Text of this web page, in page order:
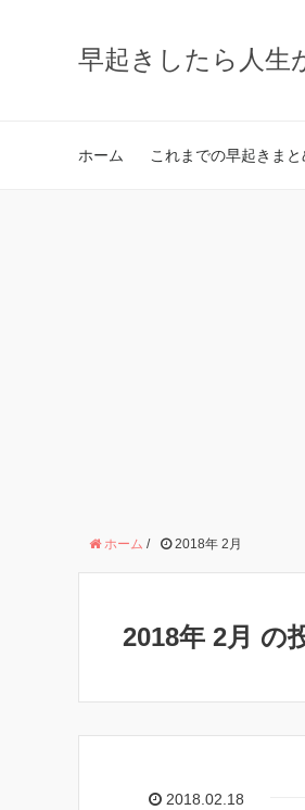
早起きしたら人生
ホーム これまでの早起きまと
ホーム / 2018年 2月
2018年 2月 の
2018.02.18